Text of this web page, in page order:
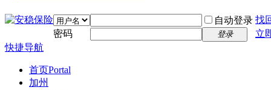
自动登录 找
密码
登录
立
快捷导航
首页Portal
加州